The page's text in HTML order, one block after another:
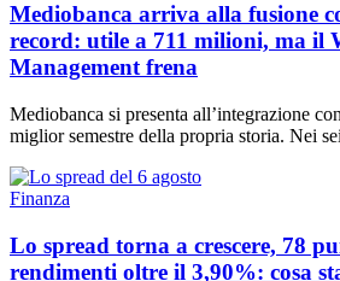
Mediobanca arriva alla fusione
record: utile a 711 milioni, ma il
Management frena
Mediobanca si presenta all’integrazione
miglior semestre della propria storia. Nei
Finanza
Lo spread torna a crescere, 78
rendimenti oltre il 3,90%: cosa